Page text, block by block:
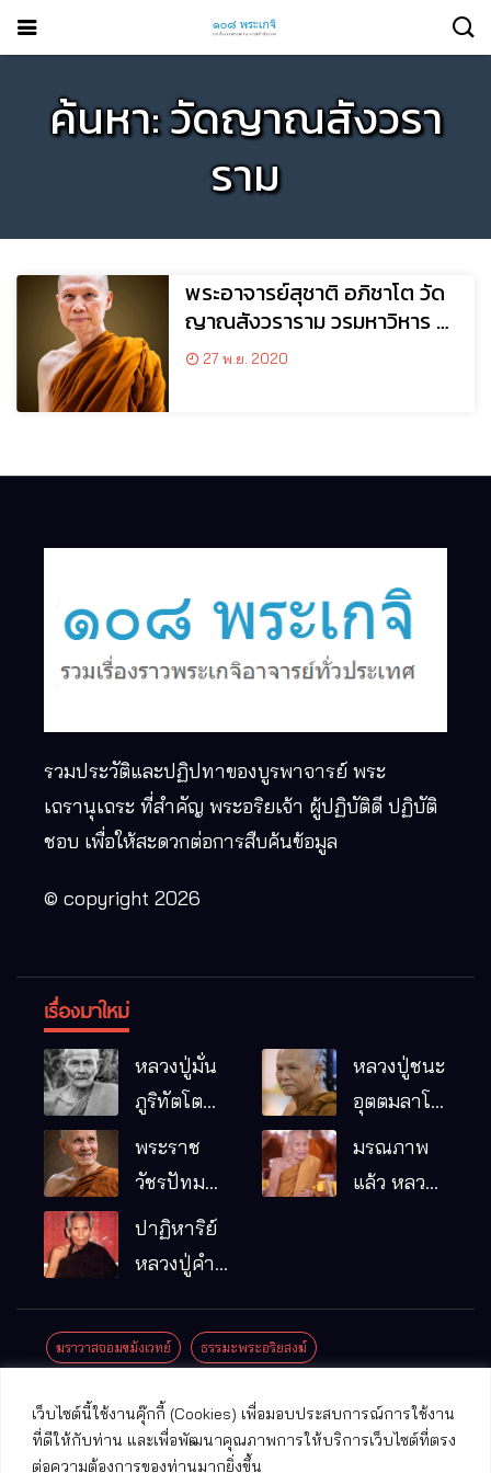
เว็บไซต์นี้ใช้งานคุ๊กกี้ (Cookies) เพื่อมอบประสบการณ์การใช้งาน
ที่ดีให้กับท่าน และเพื่อพัฒนาคุณภาพการให้บริการเว็บไซต์ที่ตรง
ต่อความต้องการของท่านมากยิ่งขึ้น
ค้นหา: วัดญาณสังวรา
ราม
พระอาจารย์สุชาติ อภิชาโต วัด
ญาณสังวราราม วรมหาวิหาร อ.
บางละมุง จ. ชลบุรี
27 พ.ย. 2020
รวมประวัติและปฏิปทาของบูรพาจารย์ พระ
เถรานุเถระ ที่สำคัญ พระอริยเจ้า ผู้ปฏิบัติดี ปฏิบัติ
ชอบ เพื่อให้สะดวกต่อการสืบค้นข้อมูล
© copyright 2026
เรื่องมาใหม่
หลวงปู่มั่น
ภูริทัตโต
พระอริยเจ้า
ผู้เป็นบิดา
รมฐาน
หลวงปู่ชนะ
อุตตมลาโภ
หมากอื๋อ
พระราช
วัชรปัทม
คุณ (หลวง
ปู่บัวเกตุ
แล้ว วัดป่า
อ.แม่ริม
จ.เชียงใหม่
มรณภาพ
แล้ว หลวง
ปาฏิหาริย์
หลวงปู่คำ
มณี
ฆราวาสจอมขมังเวทย์ ธรรมะพระอริยสงฆ์
ปาฏิหาริย์พระเครื่อง